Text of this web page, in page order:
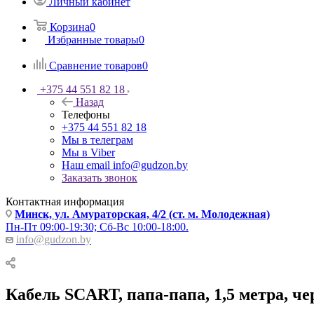
Корзина0
Избранные товары0
Сравнение товаров0
+375 44 551 82 18
Назад
Телефоны
+375 44 551 82 18
Мы в телеграм
Мы в Viber
Наш email info@gudzon.by
Заказать звонок
Контактная информация
Минск, ул. Амураторская, 4/2 (ст. м. Молодежная)
Пн-Пт 09:00-19:30; Сб-Вс 10:00-18:00.
info@gudzon.by
Кабель SCART, папа-папа, 1,5 метра,